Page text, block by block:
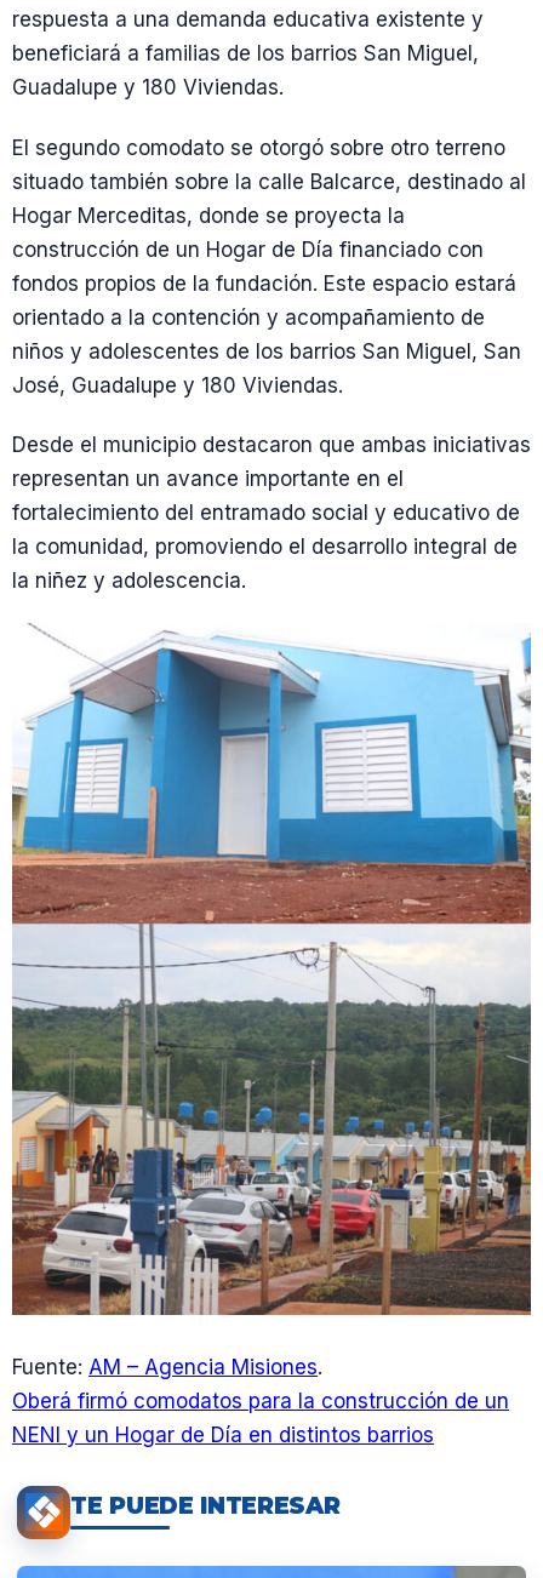
respuesta a una demanda educativa existente y
beneficiará a familias de los barrios San Miguel,
Guadalupe y 180 Viviendas.
El segundo comodato se otorgó sobre otro terreno
situado también sobre la calle Balcarce, destinado al
Hogar Merceditas, donde se proyecta la
construcción de un Hogar de Día financiado con
fondos propios de la fundación. Este espacio estará
orientado a la contención y acompañamiento de
niños y adolescentes de los barrios San Miguel, San
José, Guadalupe y 180 Viviendas.
Desde el municipio destacaron que ambas iniciativas
representan un avance importante en el
fortalecimiento del entramado social y educativo de
la comunidad, promoviendo el desarrollo integral de
la niñez y adolescencia.
Fuente: AM – Agencia Misiones.
Oberá firmó comodatos para la construcción de un
NENI y un Hogar de Día en distintos barrios
TE PUEDE INTERESAR